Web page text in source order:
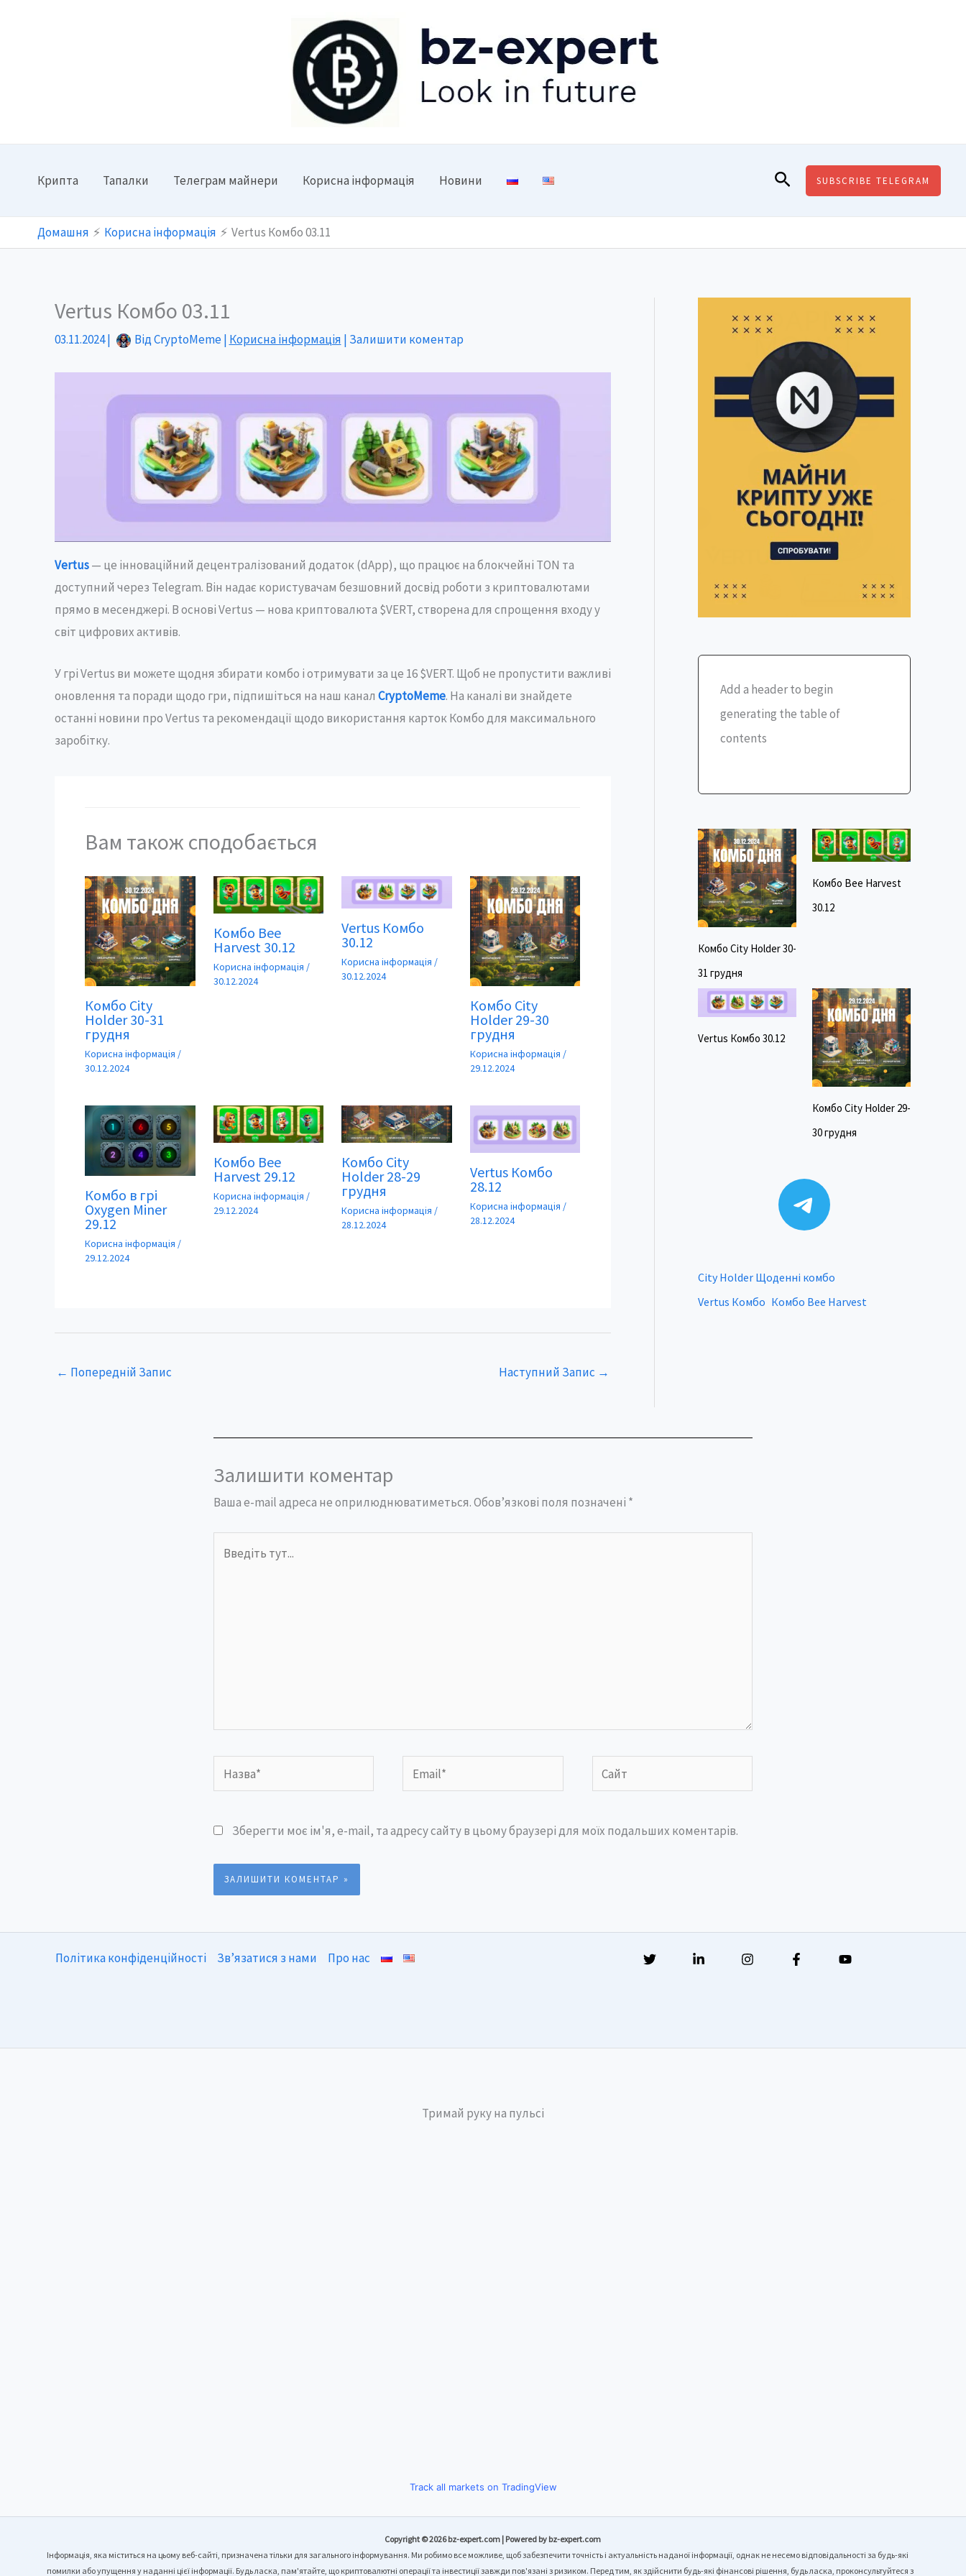
Крипта Тапалки Телеграм майнери Корисна інформація Новини ПошукSUBSCRIBE TELEGRAM
Домашня Корисна інформація Vertus Комбо 03.11
Vertus Комбо 03.11
03.11.2024| ВідCryptoMeme| Корисна інформація | Залишити коментар
Vertus— це інноваційний децентралізований додаток (dApp), що працює на блокчейні TON та
доступний через Telegram. Він надає користувачам безшовний досвід роботи з криптовалютами
прямо в месенджері. В основі Vertus — нова криптовалюта $VERT, створена для спрощення входу у
світ цифрових активів.
У грі Vertus ви можете щодня збирати комбо і отримувати за це 16 $VERT. Щоб не пропустити важливі
оновлення та поради щодо гри, підпишіться на наш канал CryptoMeme. На каналі ви знайдете
останні новини про Vertus та рекомендації щодо використання карток Комбо для максимального
заробітку.
Вам також сподобається
Комбо City
Holder 30-31
грудня
Корисна інформація /
30.12.2024
Комбо Bee
Harvest 30.12
Корисна інформація /
30.12.2024
Vertus Комбо
30.12
Корисна інформація /
30.12.2024
Комбо City
Holder 29-30
грудня
Корисна інформація /
29.12.2024
Комбо в грі
Oxygen Miner
29.12
Корисна інформація /
29.12.2024
Комбо Bee
Harvest 29.12
Корисна інформація /
29.12.2024
Комбо City
Holder 28-29
грудня
Корисна інформація /
28.12.2024
Vertus Комбо
28.12
Корисна інформація /
28.12.2024
← Попередній Запис Наступний Запис →
Add a header to begin
generating the table of
contents
Комбо City Holder 30-
31 грудня
Комбо Bee Harvest
30.12
Vertus Комбо 30.12
Комбо City Holder 29-
30 грудня
Telegram
City Holder Щоденні комбо
Vertus Комбо Комбо Bee Harvest
Залишити коментар
Ваша e-mail адреса не оприлюднюватиметься.Обов’язкові поля позначені *
Назва* Email* Сайт
Зберегти моє ім'я, e-mail, та адресу сайту в цьому браузері для моїх подальших коментарів.
Політика конфіденційності Зв’язатися з нами Про нас
Тримай руку на пульсі
Track all markets on TradingView
Copyright © 2026 bz-expert.com | Powered by bz-expert.com
Інформація, яка міститься на цьому веб-сайті, призначена тільки для загального інформування. Ми робимо все можливе, щоб забезпечити точність і актуальність наданої інформації, однак не несемо відповідальності за будь-які
помилки або упущення у наданні цієї інформації. Будь ласка, пам'ятайте, що криптовалютні операції та інвестиції завжди пов'язані з ризиком. Перед тим, як здійснити будь-які фінансові рішення, будь ласка, проконсультуйтеся з